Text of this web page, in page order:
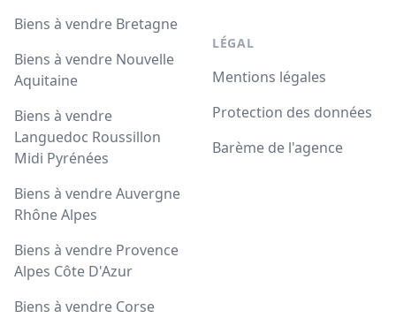
Biens à vendre Bretagne
Biens à vendre Nouvelle
Aquitaine
Biens à vendre
Languedoc Roussillon
Midi Pyrénées
Biens à vendre Auvergne
Rhône Alpes
Biens à vendre Provence
Alpes Côte D'Azur
Biens à vendre Corse
LÉGAL
Mentions légales
Protection des données
Barème de l'agence